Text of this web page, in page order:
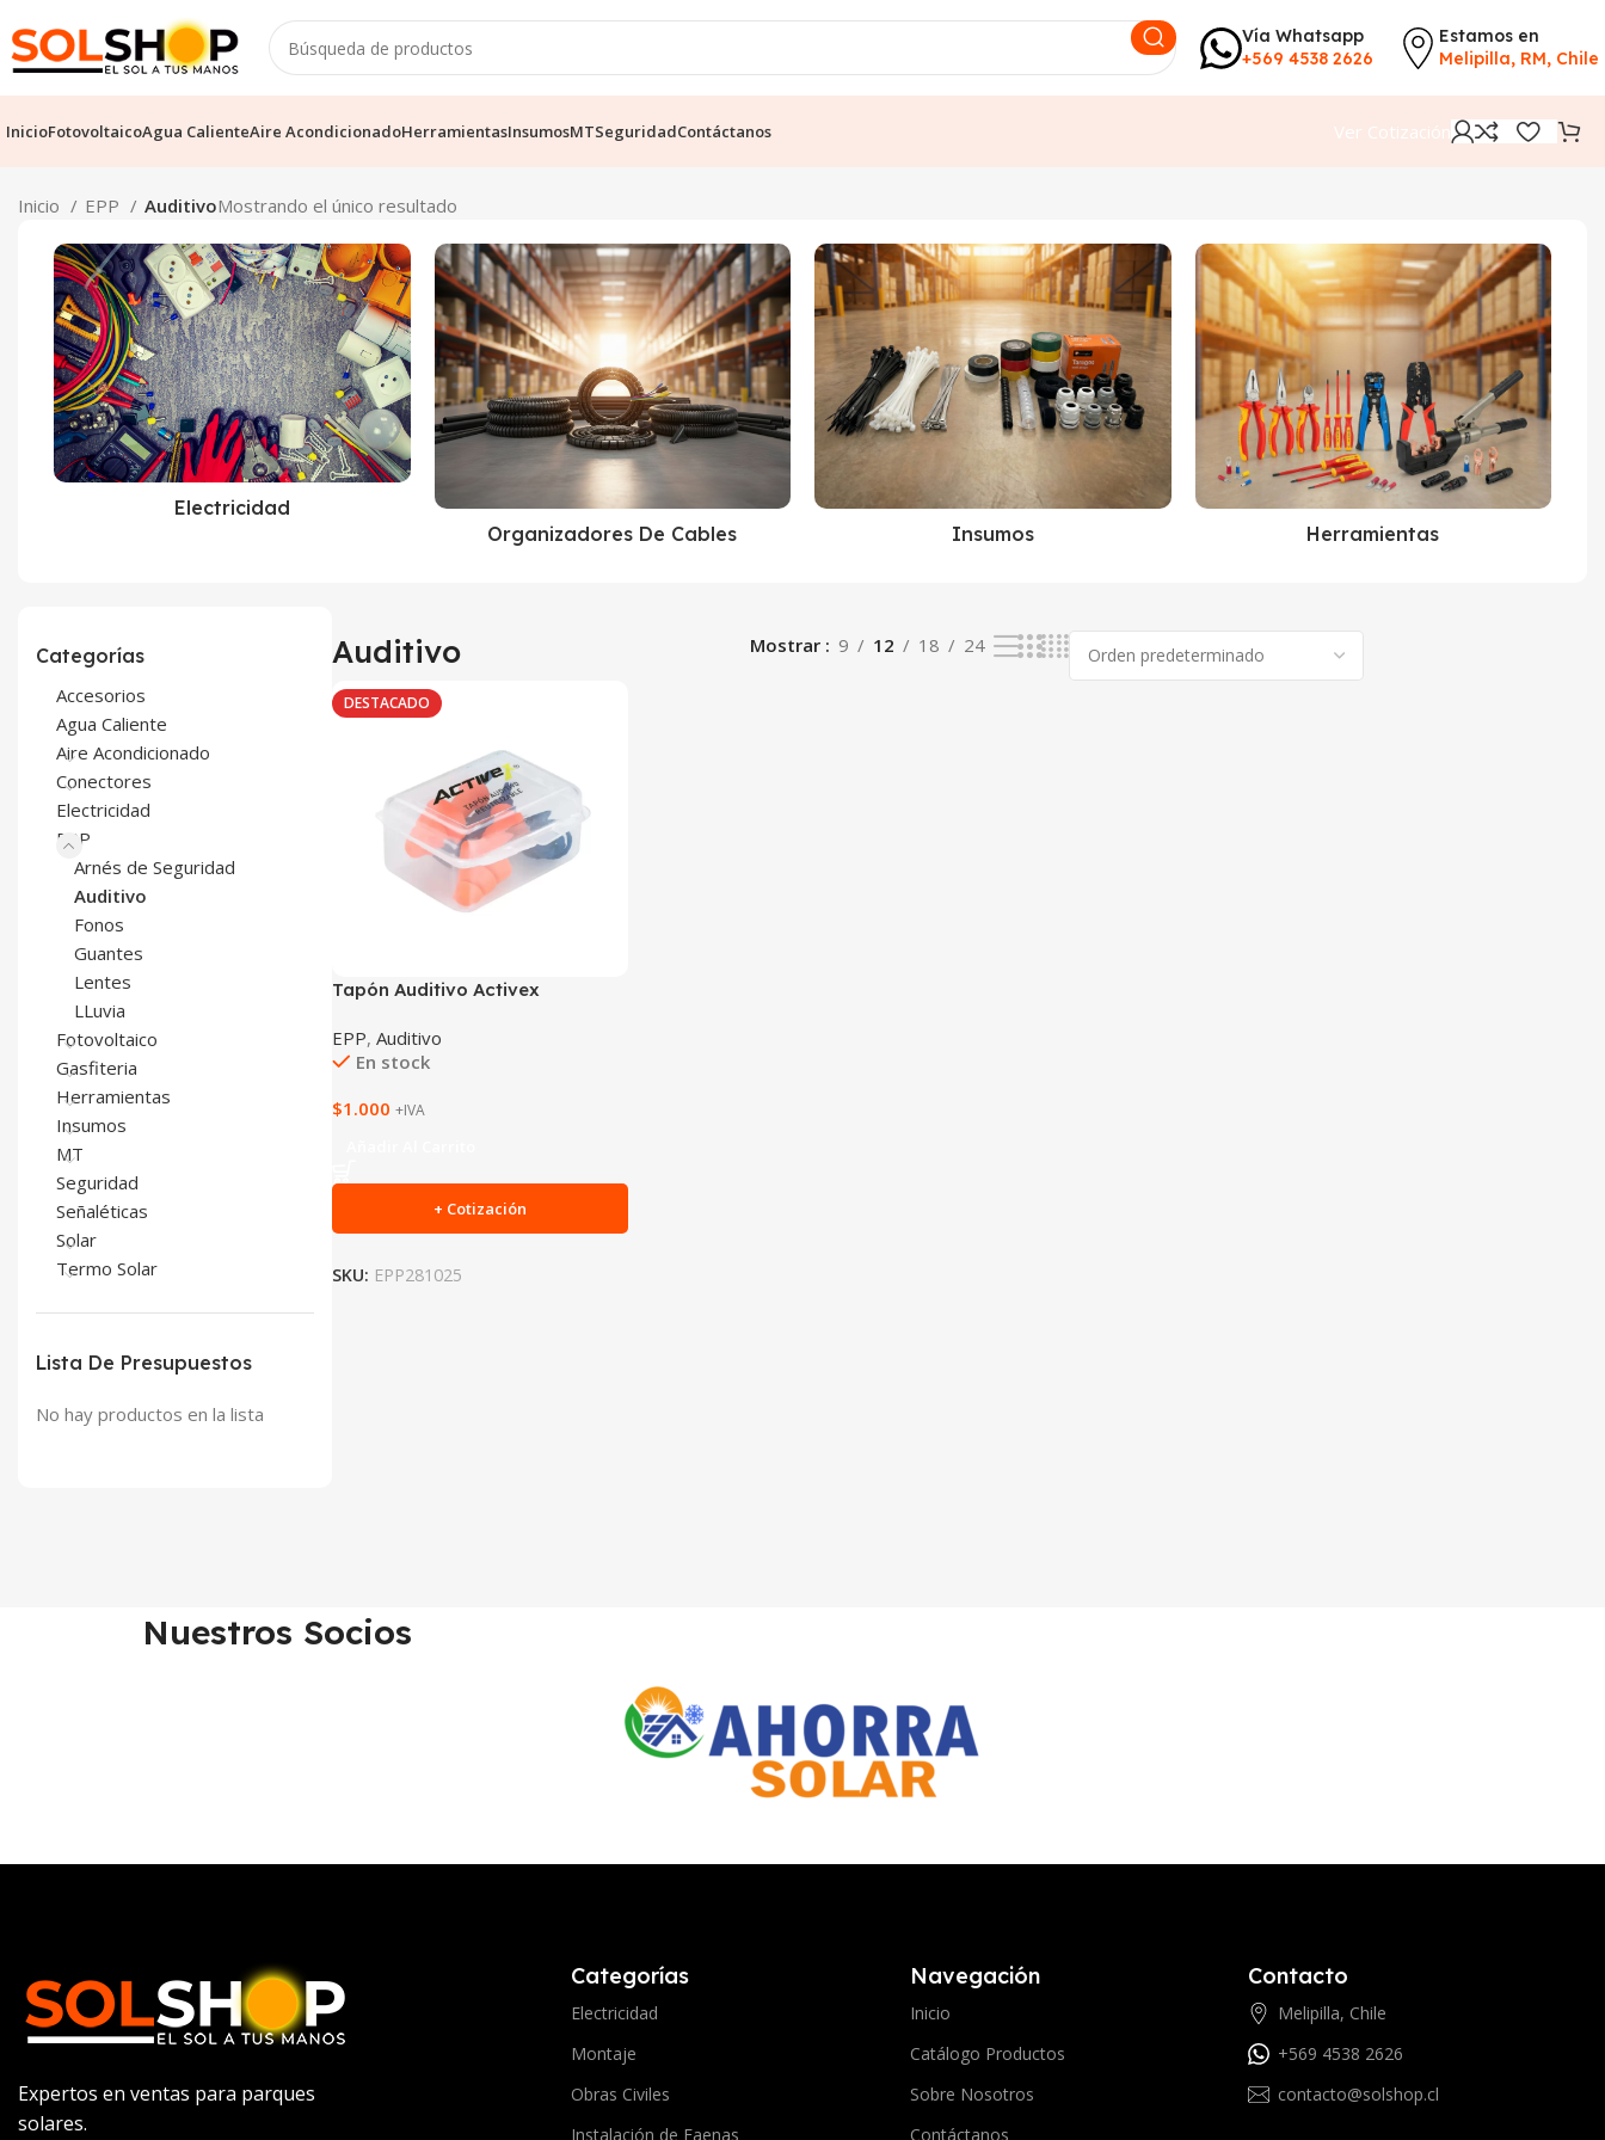
Vía Whatsapp
+569 4538 2626
Estamos en
Melipilla, RM, Chile
InicioFotovoltaicoAgua CalienteAire AcondicionadoHerramientasInsumosMTSeguridadContáctanos Ver Cotización
Inicio EPP AuditivoMostrando el único resultado
Electricidad
Organizadores De Cables
Insumos Herramientas
Categorías
Accesorios
Agua Caliente
Aire Acondicionado
Conectores
Electricidad
EPP
Arnés de Seguridad
Auditivo
Fonos
Guantes
Lentes
LLuvia
Fotovoltaico
Gasfiteria
Herramientas
Insumos
MT
Seguridad
Señaléticas
Solar
Termo Solar
Lista De Presupuestos
No hay productos en la lista
Auditivo Mostrar 9 12 18 24
DESTACADO
Tapón Auditivo Activex
EPP, Auditivo
En stock
$1.000 +IVA
+ Cotización
SKU: EPP281025
Nuestros Socios
Expertos en ventas para parques
solares.
Categorías
Electricidad
Montaje
Obras Civiles
Instalación de Faenas
Navegación
Inicio
Catálogo Productos
Sobre Nosotros
Contáctanos
Contacto
Melipilla, Chile
+569 4538 2626
contacto@solshop.cl